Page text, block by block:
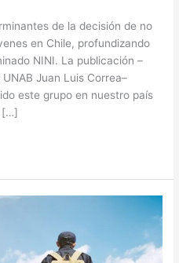
de la decisión de no
en Chile, profundizando
NINI. La publicación –
Juan Luis Correa–
este grupo en nuestro país
[…]